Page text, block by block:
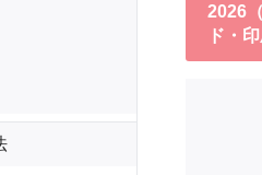
2026
ド・